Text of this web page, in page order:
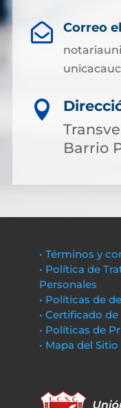
 Correo

Barrio
• Términos y
• Política de
Personales
• Políticas de
• Certificado
• Políticas de
• Mapa del Sitio